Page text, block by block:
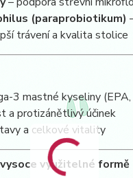
(paraprobiotikum)
trávení a kvalita stolice
3 mastné kyseliny
a protizánětlivý účinek
a celkové vitality
využitelné formě